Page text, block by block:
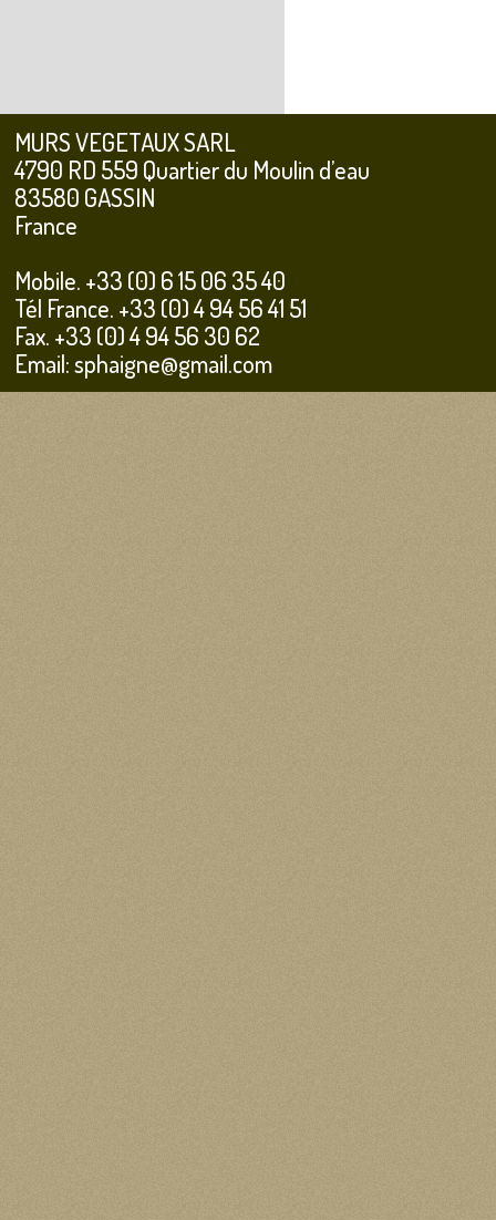
MURS VEGETAUX SARL
4790 RD 559 Quartier du Moulin d’eau
83580 GASSIN
France
Mobile. +33 (0) 6 15 06 35 40
Tél France. +33 (0) 4 94 56 41 51
Fax. +33 (0) 4 94 56 30 62
Email: sphaigne@gmail.com